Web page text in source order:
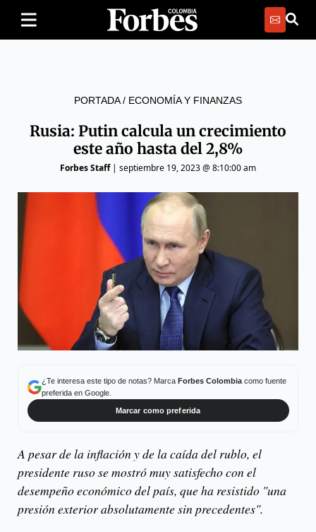
PORTADA/ ECONOMÍA Y FINANZAS
Rusia: Putin calcula un crecimiento
este año hasta del 2,8%
Forbes Staff| septiembre 19, 2023 @ 8:10:00 am
¿Te interesa este tipo de notas? Marca Forbes Colombiacomo fuente
preferida en Google.
Marcar como preferida
A pesar de la inflación y de la caída del rublo, el
presidente ruso se mostró muy satisfecho con el
desempeño económico del país, que ha resistido "una
presión exterior absolutamente sin precedentes".